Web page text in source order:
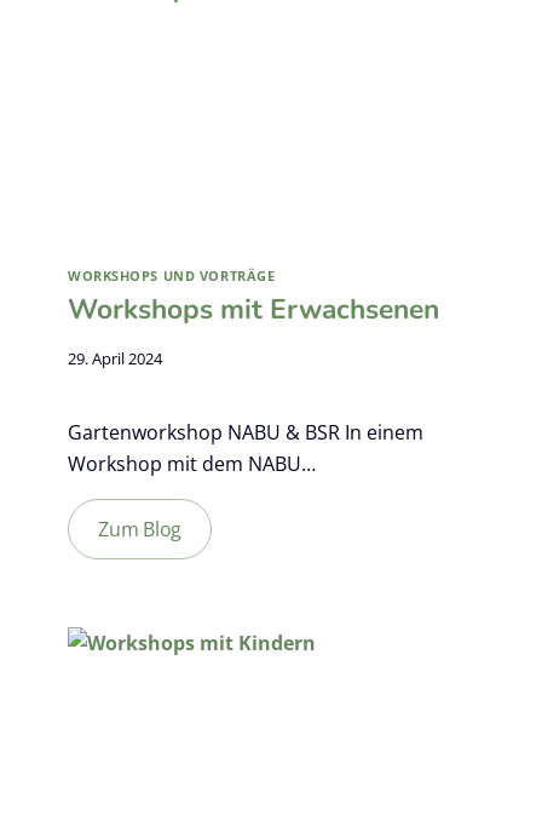
WORKSHOPS UND VORTRÄGE
Workshops mit Erwachsenen
29. April 2024
Gartenworkshop NABU & BSR In einem
Workshop mit dem NABU…
Zum Blog